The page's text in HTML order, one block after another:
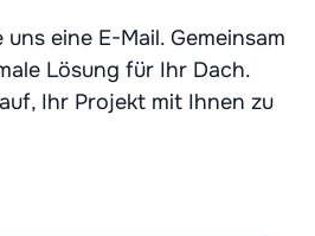
eine E-Mail. Gemeinsam
Lösung für Ihr Dach.
Ihr Projekt mit Ihnen zu